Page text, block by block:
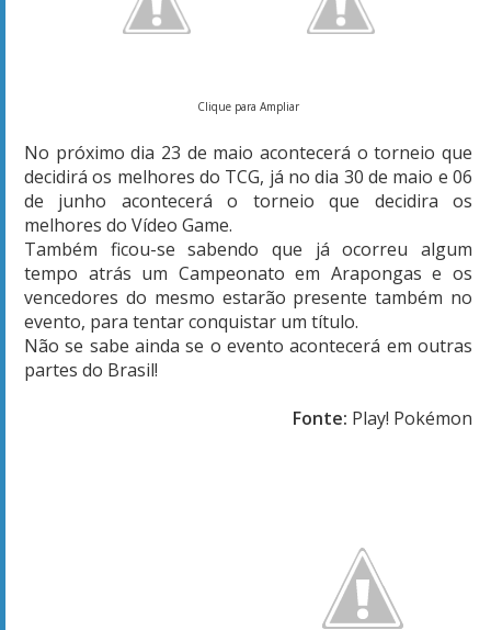
Clique para Ampliar
No próximo dia 23 de maio acontecerá o torneio que
decidirá os melhores do TCG, já no dia 30 de maio e 06
de junho acontecerá o torneio que decidira os
melhores do Vídeo Game.
Também ficou-se sabendo que já ocorreu algum
tempo atrás um Campeonato em Arapongas e os
vencedores do mesmo estarão presente também no
evento, para tentar conquistar um título.
Não se sabe ainda se o evento acontecerá em outras
partes do Brasil!
Fonte: Play! Pokémon